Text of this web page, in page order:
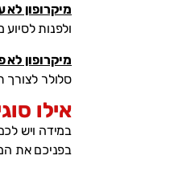
מיקרופון לא
ולפנות
מיקרופון לא
סלולר לצורך
אילו
במידה ויש
בפניכם את